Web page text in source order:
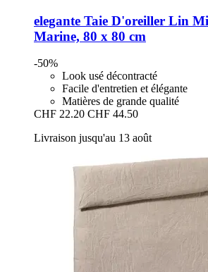
elegante Taie D'oreiller Lin
Marine, 80 x 80 cm
-50%
Look usé décontracté
Facile d'entretien et élégante
Matières de grande qualité
CHF 22.20 CHF 44.50
Livraison jusqu'au 13 août